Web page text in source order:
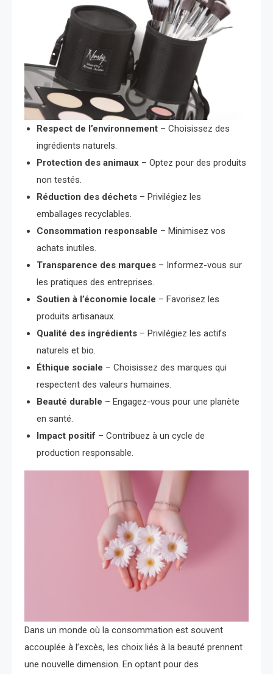
Respect de l’environnement – Choisissez des
ingrédients naturels.
Protection des animaux – Optez pour des produits
non testés.
Réduction des déchets – Privilégiez les
emballages recyclables.
Consommation responsable – Minimisez vos
achats inutiles.
Transparence des marques – Informez-vous sur
les pratiques des entreprises.
Soutien à l’économie locale – Favorisez les
produits artisanaux.
Qualité des ingrédients – Privilégiez les actifs
naturels et bio.
Éthique sociale – Choisissez des marques qui
respectent des valeurs humaines.
Beauté durable – Engagez-vous pour une planète
en santé.
Impact positif – Contribuez à un cycle de
production responsable.
Dans un monde où la consommation est souvent
accouplée à l’excès, les choix liés à la beauté prennent
une nouvelle dimension. En optant pour des